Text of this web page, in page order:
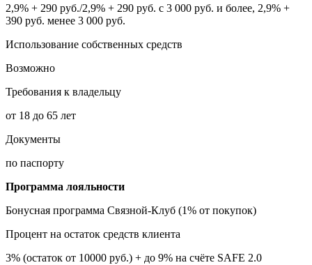
2,9% + 290 руб./2,9% + 290 руб. с 3 000 руб. и более, 2,9% +
390 руб. менее 3 000 руб.
Использование собственных средств
Возможно
Требования к владельцу
от 18 до 65 лет
Документы
по паспорту
Программа лояльности
Бонусная программа Связной-Клуб (1% от покупок)
Процент на остаток средств клиента
3% (остаток от 10000 руб.) + до 9% на счёте SAFE 2.0